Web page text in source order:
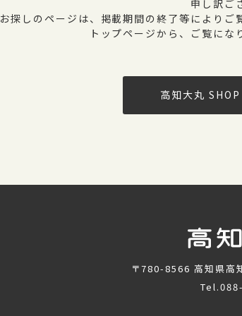
申し訳ご
お探しのページは、掲載期間の終了等によりご
トップページから、ご覧にな
高知大丸
〒780-8566 高知県高
Tel.